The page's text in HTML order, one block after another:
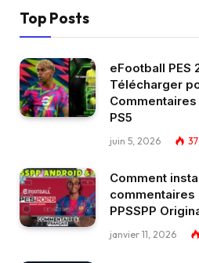
Top Posts
eFootball PES
Télécharger
PS5
juin 5, 2026
Comment
commentaires
PPSSPP
janvier 11, 2026